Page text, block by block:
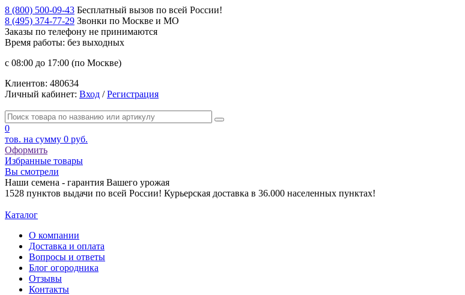
8 (800) 500-09-43 Бесплатный вызов по всей России!
8 (495) 374-77-29 Звонки по Москве и МО
Заказы по телефону не принимаются
Время работы: без выходных
с 08:00 до 17:00 (по Москве)
Клиентов: 480634
Личный кабинет: Вход /Регистрация
0
тов. на сумму 0 руб.
Оформить
Избранные товары
Вы смотрели
Наши семена - гарантия Вашего урожая
1528 пунктов выдачи по всей России! Курьерская доставка в 36.000 населенных пунктах!
Каталог
О компании
Доставка и оплата
Вопросы и ответы
Блог огородника
Отзывы
Контакты